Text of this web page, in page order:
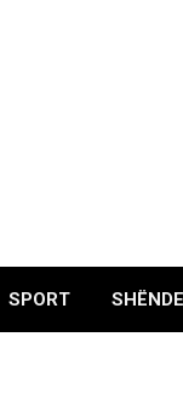
SPORT